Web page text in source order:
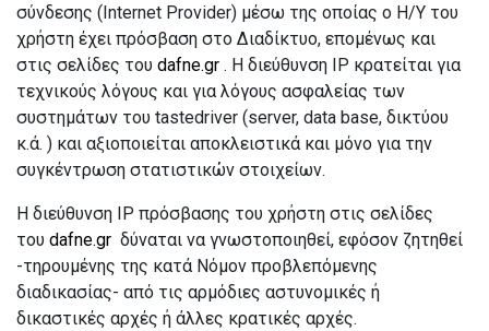
σύνδεσης (Internet Provider) μέσω της οποίας ο Η/Υ του
χρήστη έχει πρόσβαση στο Διαδίκτυο, επομένως και
στις σελίδες του dafne.gr . Η διεύθυνση IP κρατείται για
τεχνικούς λόγους και για λόγους ασφαλείας των
συστημάτων του tastedriver (server, data base, δικτύου
κ.ά. ) και αξιοποιείται αποκλειστικά και μόνο για την
συγκέντρωση στατιστικών στοιχείων.
Η διεύθυνση IP πρόσβασης του χρήστη στις σελίδες
του dafne.gr δύναται να γνωστοποιηθεί, εφόσον ζητηθεί
-τηρουμένης της κατά Νόμον προβλεπόμενης
διαδικασίας- από τις αρμόδιες αστυνομικές ή
δικαστικές αρχές ή άλλες κρατικές αρχές.